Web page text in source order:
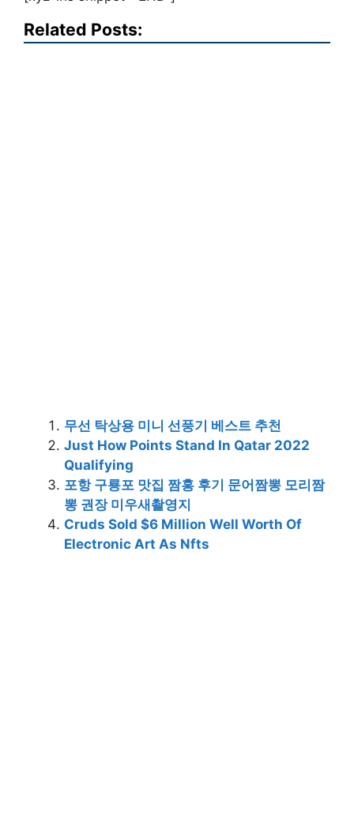
Related Posts:
무선 탁상용 미니 선풍기 베스트 추천
Just How Points Stand In Qatar 2022
Qualifying
포항 구룡포 맛집 짬홍 후기 문어짬뽕 모리짬
뽕 권장 미우새촬영지
Cruds Sold $6 Million Well Worth Of
Electronic Art As Nfts